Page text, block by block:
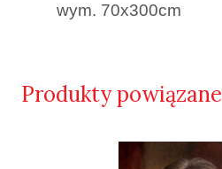
wym. 70x300cm
Produkty powiązane